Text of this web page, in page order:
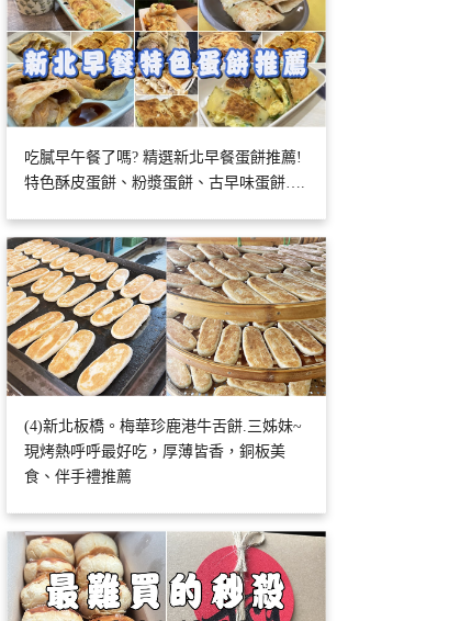
吃膩早午餐了嗎? 精選新北早餐蛋餅推薦!
特色酥皮蛋餅、粉漿蛋餅、古早味蛋餅….
(4)新北板橋。梅華珍鹿港牛舌餅.三姊妹~
現烤熱呼呼最好吃，厚薄皆香，銅板美
食、伴手禮推薦